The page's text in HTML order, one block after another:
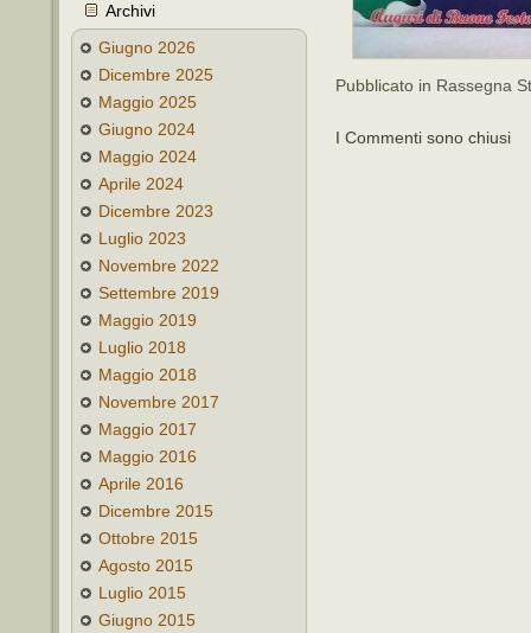
Archivi
Giugno 2026
Dicembre 2025
Maggio 2025
Giugno 2024
Maggio 2024
Aprile 2024
Dicembre 2023
Luglio 2023
Novembre 2022
Settembre 2019
Maggio 2019
Luglio 2018
Maggio 2018
Novembre 2017
Maggio 2017
Maggio 2016
Aprile 2016
Dicembre 2015
Ottobre 2015
Agosto 2015
Luglio 2015
Giugno 2015
Pubblicato in Rassegna
I Commenti sono chiusi